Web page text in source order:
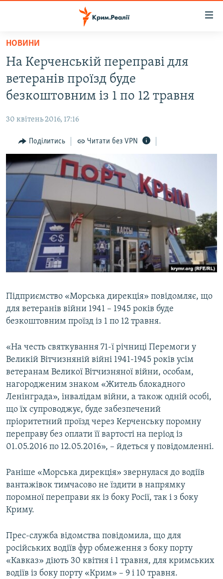
Перейти
основного
матеріалу
Перейти
до
основної
Перейти
до
пошуку
ВОДА.КРИМ
ВІДЕО ТА ФОТО
БЛОГИ
ПОГЛЯД
ІНТЕРВ'Ю
ВСЕ ЗА ДЕНЬ
СПЕЦПРОЕКТИ
ДЕПОРТАЦІЯ
ВІДЕОУРОКИ «ELIFBE»
СВІДЧЕННЯ ОКУПАЦІЇ
УКРАЇНСЬКА ПРОБЛЕМА КРИМУ
ЯК ОБІЙТИ БЛОКУВАННЯ
Русский
Qırımtatar
НОВИНИ
На Керченській переправі для
ветеранів проїзд буде
безкоштовним із 1 по 12 травня
30 квітень 2016, 17:16
Поділитись Читати без VPN
Підприємство «Морська дирекція» повідомляє, що
для ветеранів війни 1941 – 1945 років буде
безкоштовним проїзд із 1 по 12 травня.
«На честь святкування 71-ї річниці Перемоги у
Великій Вітчизняній війні 1941-1945 років усім
ветеранам Великої Вітчизняної війни, особам,
нагородженим знаком «Житель блокадного
Ленінграда», інвалідам війни, а також одній особі,
що їх супроводжує, буде забезпечений
пріоритетний проїзд через Керченську поромну
переправу без оплати її вартості на період із
01.05.2016 по 12.05.2016», – йдеться у повідомленні.
Раніше «Морська дирекція» звернулася до водіїв
вантажівок тимчасово не їздити в напрямку
поромної переправи як із боку Росії, так і з боку
Криму.
Прес-служба відомства повідомила, що для
російських водіїв фур обмеження з боку порту
«Кавказ» діють 30 квітня і 1 травня, для кримських
водіїв із боку порту «Крим» – 9 і 10 травня.